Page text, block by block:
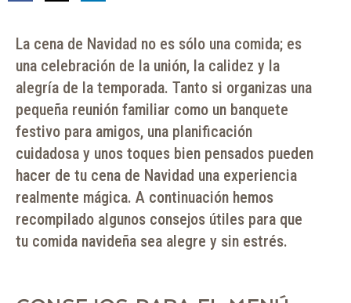
La cena de Navidad no es sólo una comida; es
una celebración de la unión, la calidez y la
alegría de la temporada. Tanto si organizas una
pequeña reunión familiar como un banquete
festivo para amigos, una planificación
cuidadosa y unos toques bien pensados pueden
hacer de tu cena de Navidad una experiencia
realmente mágica. A continuación hemos
recompilado algunos consejos útiles para que
tu comida navideña sea alegre y sin estrés.